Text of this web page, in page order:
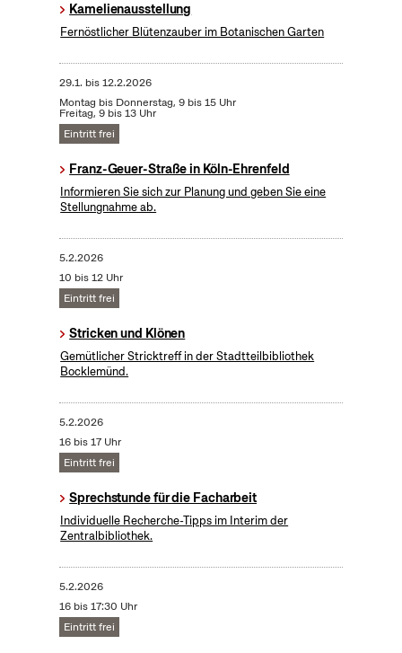
Kamelienausstellung
Fernöstlicher Blütenzauber im Botanischen Garten
29.1. bis12.2.2026
Montag bis Donnerstag, 9 bis 15 Uhr
Freitag, 9 bis 13 Uhr
Eintritt frei
Franz-Geuer-Straße in Köln-Ehrenfeld
Informieren Sie sich zur Planung und geben Sie eine
Stellungnahme ab.
5.2.2026
10 bis 12 Uhr
Eintritt frei
Stricken und Klönen
Gemütlicher Stricktreff in der Stadtteilbibliothek
Bocklemünd.
5.2.2026
16 bis 17 Uhr
Eintritt frei
Sprechstunde für die Facharbeit
Individuelle Recherche-Tipps im Interim der
Zentralbibliothek.
5.2.2026
16 bis 17:30 Uhr
Eintritt frei